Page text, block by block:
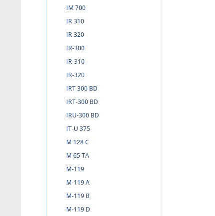
IM 700
IR 310
IR 320
IR-300
IR-310
IR-320
IRT 300 BD
IRT-300 BD
IRU-300 BD
IT-U 375
M 128 C
M 65 TA
M-119
M-119 A
M-119 B
M-119 D